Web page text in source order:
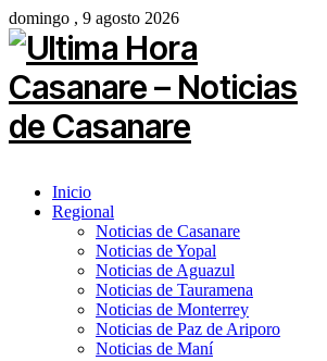
domingo , 9 agosto 2026
Inicio
Regional
Noticias de Casanare
Noticias de Yopal
Noticias de Aguazul
Noticias de Tauramena
Noticias de Monterrey
Noticias de Paz de Ariporo
Noticias de Maní